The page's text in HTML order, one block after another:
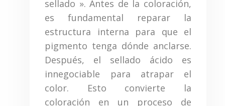
sellado ». Antes de la coloración,
es fundamental reparar la
estructura interna para que el
pigmento tenga dónde anclarse.
Después, el sellado ácido es
innegociable para atrapar el
color. Esto convierte la
coloración en un proceso de